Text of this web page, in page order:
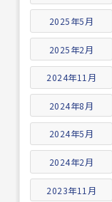
2025年5月
2025年2月
2024年11月
2024年8月
2024年5月
2024年2月
2023年11月